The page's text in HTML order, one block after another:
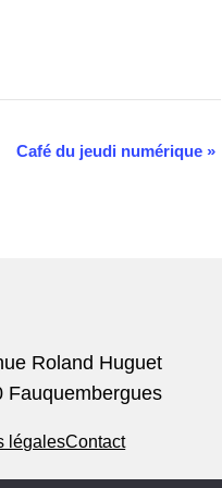
Café du jeudi numérique »
Roland Huguet
Fauquembergues
légalesContact